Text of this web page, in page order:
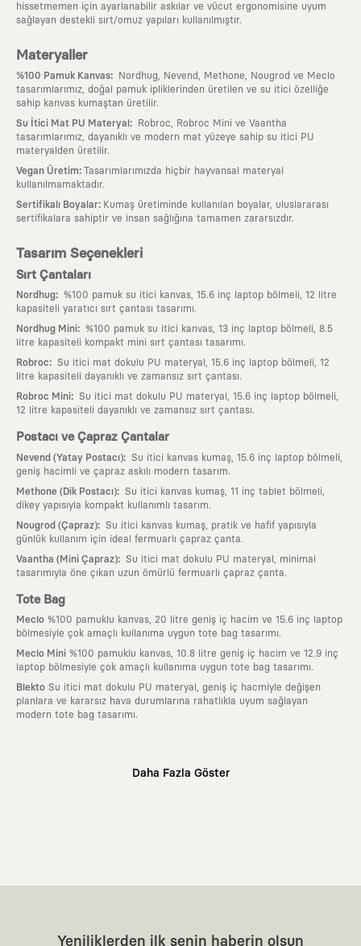
hissetmemen için ayarlanabilir askılar ve vücut ergonomisine uyum
sağlayan destekli sırt/omuz yapıları kullanılmıştır.
Materyaller
%100 Pamuk Kanvas:
Nordhug, Nevend, Methone, Nougrod ve Meclo
tasarımlarımız, doğal pamuk ipliklerinden üretilen ve su itici özelliğe
sahip kanvas kumaştan üretilir.
Su İtici Mat PU Materyal :
Robroc, Robroc Mini ve Vaantha
tasarımlarımız, dayanıklı ve modern mat yüzeye sahip su itici PU
materyalden üretilir.
Vegan Üretim: Tasarımlarımızda hiçbir hayvansal materyal
kullanılmamaktadır.
Sertifikalı Boyalar: Kumaş üretiminde kullanılan boyalar, uluslararası
sertifikalara sahiptir ve insan sağlığına tamamen zararsızdır.
Tasarım Seçenekleri
Sırt Çantaları
Nordhug:
%100 pamuk su itici kanvas, 15.6 inç laptop bölmeli, 12 litre
kapasiteli yaratıcı sırt çantası tasarımı.
Nordhug Mini:
%100 pamuk su itici kanvas, 13 inç laptop bölmeli, 8.5
litre kapasiteli kompakt mini sırt çantası tasarımı.
Robroc: Su itici mat dokulu PU materyal, 15.6 inç laptop bölmeli, 12
litre kapasiteli dayanıklı ve zamansız sırt çantası.
Robroc Mini: Su itici mat dokulu PU materyal, 15.6 inç laptop bölmeli,
12 litre kapasiteli dayanıklı ve zamansız sırt çantası.
Postacı ve Çapraz Çantalar
Nevend (Yatay Postacı): Su itici kanvas kumaş, 15.6 inç laptop bölmeli,
geniş hacimli ve çapraz askılı modern tasarım.
Methone (Dik Postacı): Su itici kanvas kumaş, 11 inç tablet bölmeli,
dikey yapısıyla kompakt kullanımlı tasarım.
Nougrod (Çapraz): Su itici kanvas kumaş, pratik ve hafif yapısıyla
günlük kullanım için ideal fermuarlı çapraz çanta.
Vaantha (Mini Çapraz): Su itici mat dokulu PU materyal, minimal
tasarımıyla öne çıkan uzun ömürlü fermuarlı çapraz çanta.
Tote Bag
Meclo %100 pamuklu kanvas, 20 litre geniş iç hacim ve 15.6 inç laptop
bölmesiyle çok amaçlı kullanıma uygun tote bag tasarımı.
Meclo Mini %100 pamuklu kanvas, 10.8 litre geniş iç hacim ve 12.9 inç
laptop bölmesiyle çok amaçlı kullanıma uygun tote bag tasarımı.
Blekto Su itici mat dokulu PU materyal, geniş iç hacmiyle değişen
planlara ve kararsız hava durumlarına rahatlıkla uyum sağlayan
modern tote bag tasarımı.
dolabının en değerli parçası olarak kalacak, hikayesini ve estetik
Yaratıcı Bir Topluluk
KAFT, keşfetmeyi sevenlerin, sanata tutkuyla bağlı
Daha Fazla Göster
Yeniliklerden ilk senin haberin olsun